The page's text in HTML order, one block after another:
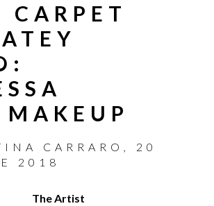
CARPET
CARRARO , 20
2018
The Artist